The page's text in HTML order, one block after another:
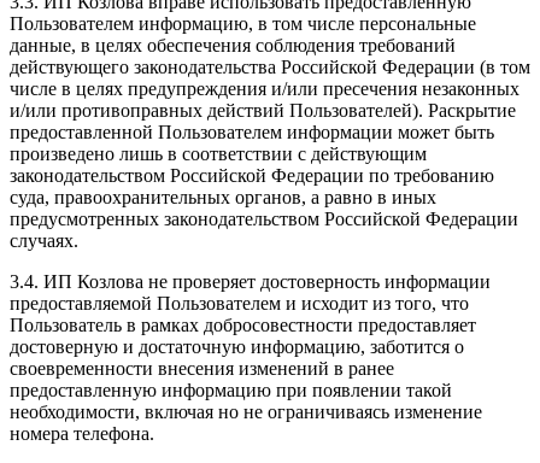
Пользователем информацию, в том числе персональные
данные, в целях обеспечения соблюдения требований
действующего законодательства Российской Федерации (в том
числе в целях предупреждения и/или пресечения незаконных
и/или противоправных действий Пользователей). Раскрытие
предоставленной Пользователем информации может быть
произведено лишь в соответствии с действующим
законодательством Российской Федерации по требованию
суда, правоохранительных органов, а равно в иных
предусмотренных законодательством Российской Федерации
случаях.
3.4. ИП Козлова не проверяет достоверность информации
предоставляемой Пользователем и исходит из того, что
Пользователь в рамках добросовестности предоставляет
достоверную и достаточную информацию, заботится о
своевременности внесения изменений в ранее
предоставленную информацию при появлении такой
необходимости, включая но не ограничиваясь изменение
номера телефона.